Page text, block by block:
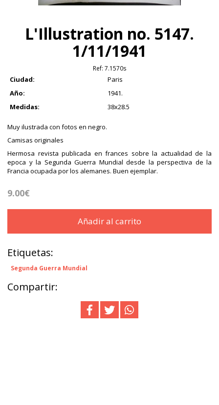
L'Illustration no. 5147.
1/11/1941
Ref: 7.1570s
Ciudad:
Paris
Año:
1941.
Medidas:
38x28.5
Muy ilustrada con fotos en negro.
Camisas originales
Hermosa revista publicada en frances sobre la actualidad de la
epoca y la Segunda Guerra Mundial desde la perspectiva de la
Francia ocupada por los alemanes. Buen ejemplar.
9.00€
Añadir al carrito
Etiquetas:
Segunda Guerra Mundial
Compartir: